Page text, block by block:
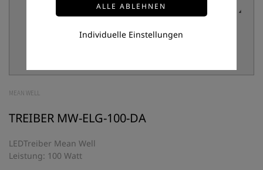
MEAN WELL
TREIBER MW-ELG-100-DA
LEDTreiber Mean Well
Leistung: 100 Watt
Individuelle Einstellungen